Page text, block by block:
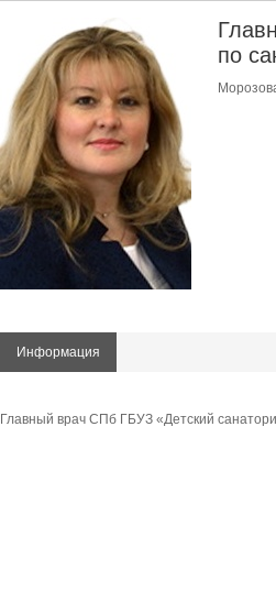
по
Информация
Главный врач СПб ГБУЗ «Детский